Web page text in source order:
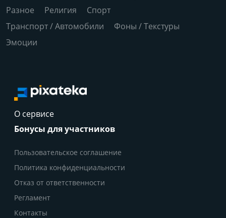
Разное
Религия
Спорт
Транспорт / Автомобили
Фоны / Текстуры
Эмоции
О сервисе
Бонусы для участников
Пользовательское соглашение
Политика конфиденциальности
Отказ от ответственности
Регламент
Контакты